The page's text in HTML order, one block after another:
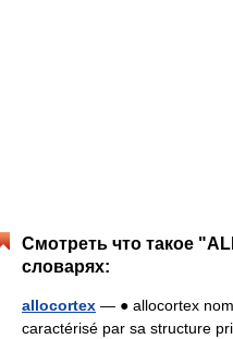
Смотреть что такое
словарях:
allocortex — ● allocortex
caractérisé par sa structure